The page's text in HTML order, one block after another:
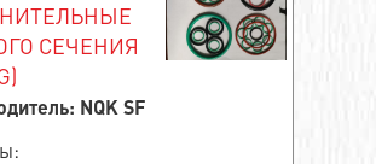
СЕЧЕНИЯ
NQK SF